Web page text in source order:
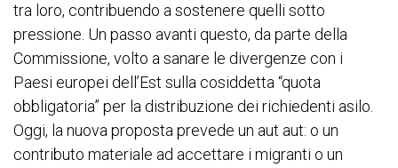
tra loro, contribuendo a sostenere quelli sotto
pressione. Un passo avanti questo, da parte della
Commissione, volto a sanare le divergenze con i
Paesi europei dell’Est sulla cosiddetta “quota
obbligatoria” per la distribuzione dei richiedenti asilo.
Oggi, la nuova proposta prevede un aut aut: o un
contributo materiale ad accettare i migranti o un